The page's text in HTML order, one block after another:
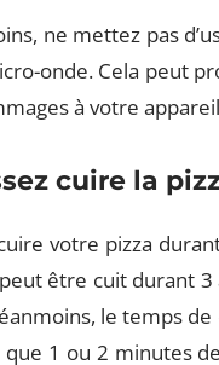
ne mettez pas
onde. Cela peut
à votre
cuire la
votre pizza
être cuit durant 3
le temps
1 ou 2 minutes